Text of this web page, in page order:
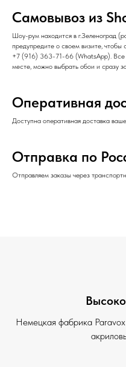
Самовывоз из
Шоу-рум находится в г.Зеленоград
предупредите о своем визите,
+7 (916) 363-71-66 (WhatsApp).
месте, можно выбрать обои и сразу
Оперативная
Доступна оперативная доставка
Отправка по
Отправляем заказы через
Немецкая фабрика